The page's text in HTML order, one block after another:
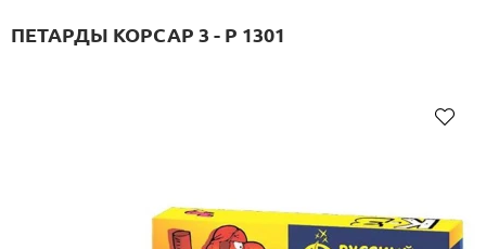
ПЕТАРДЫ КОРСАР 3 - Р 1301